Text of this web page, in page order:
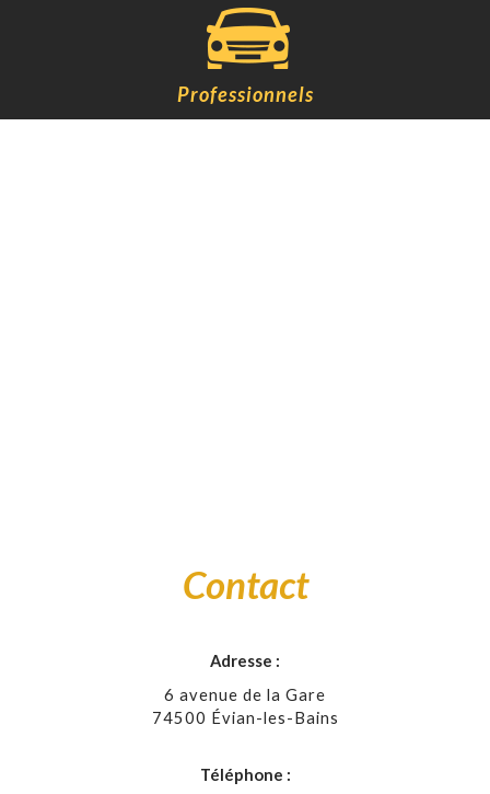
Professionnels
Contact
Adresse :
6 avenue de la Gare
74500 Évian-les-Bains
Téléphone :